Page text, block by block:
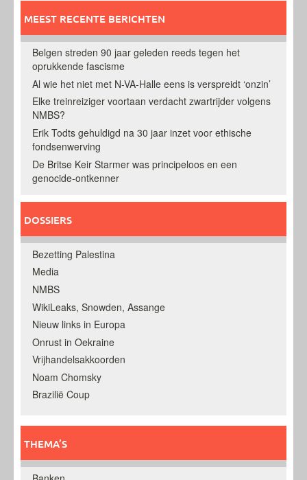
MEEST RECENTE BERICHTEN
Belgen streden 90 jaar geleden reeds tegen het
oprukkende fascisme
Al wie het niet met N-VA-Halle eens is verspreidt ‘onzin’
Elke treinreiziger voortaan verdacht zwartrijder volgens
NMBS?
Erik Todts gehuldigd na 30 jaar inzet voor ethische
fondsenwerving
De Britse Keir Starmer was principeloos en een
genocide-ontkenner
DOSSIERS
Bezetting Palestina
Media
NMBS
WikiLeaks, Snowden, Assange
Nieuw links in Europa
Onrust in Oekraine
Vrijhandelsakkoorden
Noam Chomsky
Brazilië Coup
THEMA’S